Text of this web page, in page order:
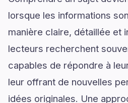
lorsque les informations
manière claire, détaillée et
lecteurs recherchent
capables de répondre à
leur offrant de nouvelles
idées originales. Une